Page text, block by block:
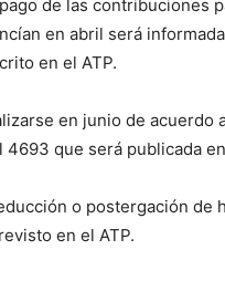
de las contribuciones
en abril será
en el ATP.
en junio de acuerdo
que será publicada
o postergación de
en el ATP.